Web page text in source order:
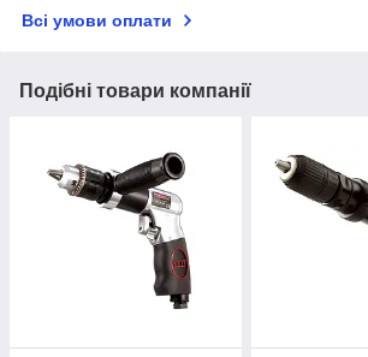
Всі умови оплати
Подібні товари компанії